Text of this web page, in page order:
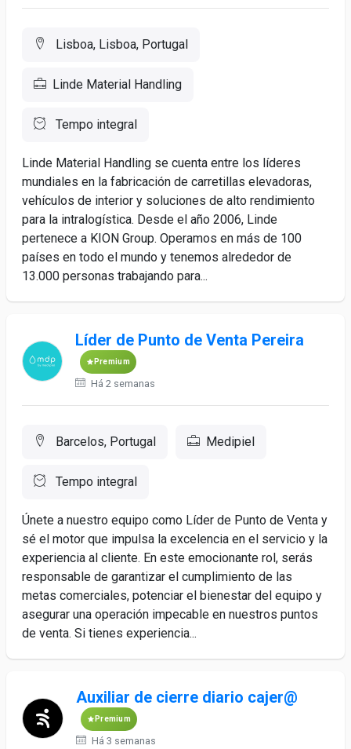
Lisboa, Lisboa, Portugal
Linde Material Handling
Tempo integral
Linde Material Handling se cuenta entre los líderes
mundiales en la fabricación de carretillas elevadoras,
vehículos de interior y soluciones de alto rendimiento
para la intralogística. Desde el año 2006, Linde
pertenece a KION Group. Operamos en más de 100
países en todo el mundo y tenemos alrededor de
13.000 personas trabajando para...
Líder de Punto de Venta Pereira
Premium
Há 2 semanas
Barcelos, Portugal Medipiel
Tempo integral
Únete a nuestro equipo como Líder de Punto de Venta y
sé el motor que impulsa la excelencia en el servicio y la
experiencia al cliente. En este emocionante rol, serás
responsable de garantizar el cumplimiento de las
metas comerciales, potenciar el bienestar del equipo y
asegurar una operación impecable en nuestros puntos
de venta. Si tienes experiencia...
Auxiliar de cierre diario cajer@
Premium
Há 3 semanas